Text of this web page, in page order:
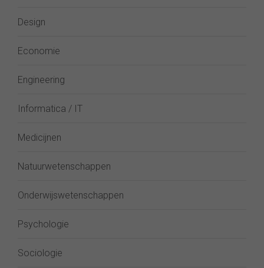
Design
Economie
Engineering
Informatica / IT
Medicijnen
Natuurwetenschappen
Onderwijswetenschappen
Psychologie
Sociologie